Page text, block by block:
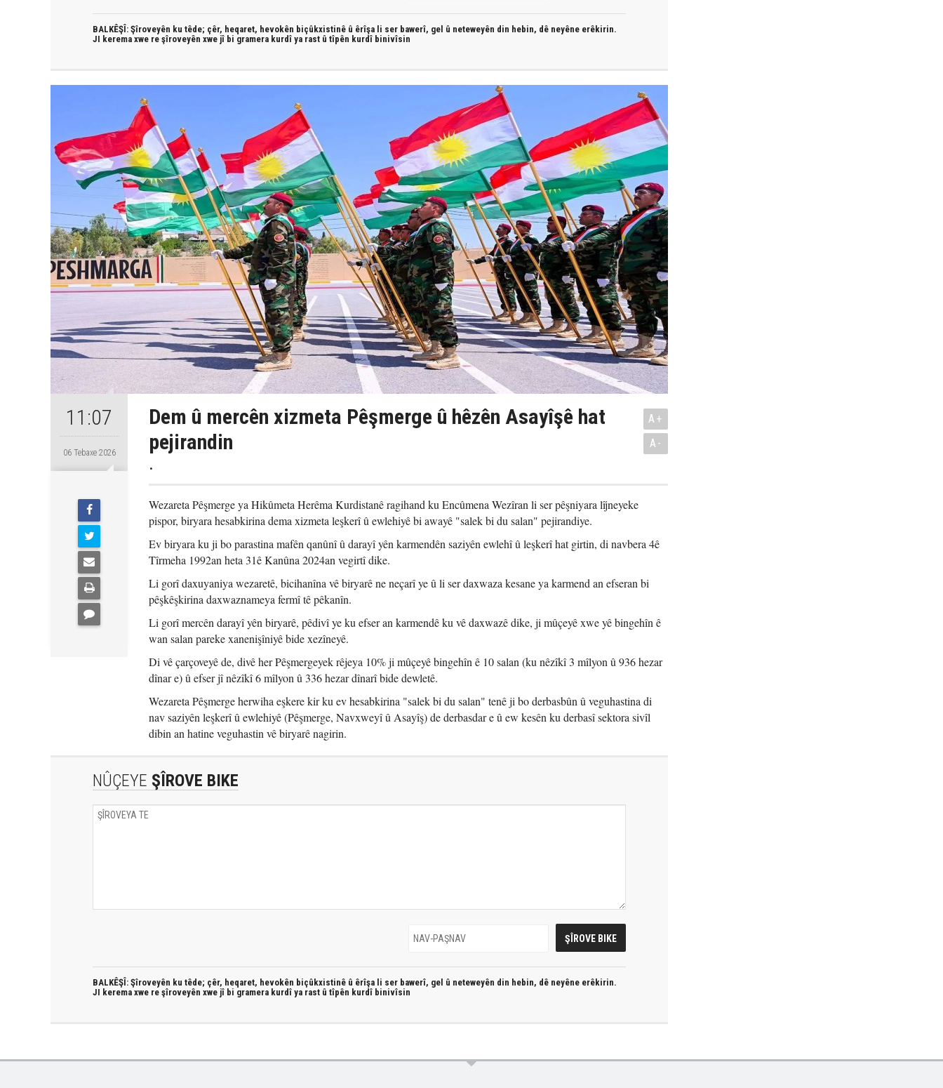
BALKÊŞÎ: Şîroveyên ku têde; çêr, heqaret, hevokên biçûkxistinê û êrîşa li ser bawerî, gel û neteweyên din hebin, dê neyêne erêkirin.
JI kerema xwe re şîroveyên xwe jî bi gramera kurdî ya rast û tîpên kurdî binivîsin
11:07
06 Tebaxe 2026
Dem û mercên xizmeta Pêşmerge û hêzên Asayîşê hat
pejirandin
.
A+
A-
Wezareta Pêşmerge ya Hikûmeta Herêma Kurdistanê ragihand ku Encûmena Wezîran li ser pêşniyara lîjneyeke
pispor, biryara hesabkirina dema xizmeta leşkerî û ewlehiyê bi awayê "salek bi du salan" pejirandiye.
Ev biryara ku ji bo parastina mafên qanûnî û darayî yên karmendên saziyên ewlehî û leşkerî hat girtin, di navbera 4ê
Tîrmeha 1992an heta 31ê Kanûna 2024an vegirtî dike.
Li gorî daxuyaniya wezaretê, bicihanîna vê biryarê ne neçarî ye û li ser daxwaza kesane ya karmend an efseran bi
pêşkêşkirina daxwaznameya fermî tê pêkanîn.
Li gorî mercên darayî yên biryarê, pêdivî ye ku efser an karmendê ku vê daxwazê dike, ji mûçeyê xwe yê bingehîn ê
wan salan pareke xanenişîniyê bide xezîneyê.
Di vê çarçoveyê de, divê her Pêşmergeyek rêjeya 10% ji mûçeyê bingehîn ê 10 salan (ku nêzîkî 3 mîlyon û 936 hezar
dînar e) û efser jî nêzîkî 6 mîlyon û 336 hezar dînarî bide dewletê.
Wezareta Pêşmerge herwiha eşkere kir ku ev hesabkirina "salek bi du salan" tenê ji bo derbasbûn û veguhastina di
nav saziyên leşkerî û ewlehiyê (Pêşmerge, Navxweyî û Asayîş) de derbasdar e û ew kesên ku derbasî sektora sivîl
dibin an hatine veguhastin vê biryarê nagirin.
NÛÇEYE ŞÎROVE BIKE
BALKÊŞÎ: Şîroveyên ku têde; çêr, heqaret, hevokên biçûkxistinê û êrîşa li ser bawerî, gel û neteweyên din hebin, dê neyêne erêkirin.
JI kerema xwe re şîroveyên xwe jî bi gramera kurdî ya rast û tîpên kurdî binivîsin